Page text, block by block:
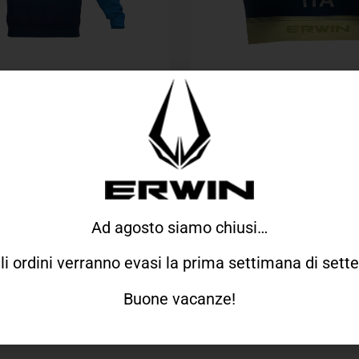
Ad agosto siamo chiusi…
ordini verranno evasi la prima settimana di
Buone vacanze!